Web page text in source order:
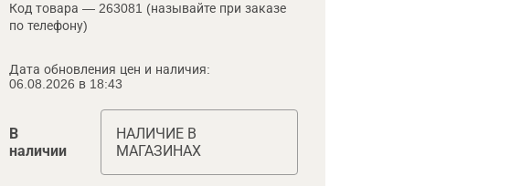
Код товара — 263081 (называйте при заказе
по телефону)
Дата обновления цен и наличия:
06.08.2026 в 18:43
В
наличии
НАЛИЧИЕ В
МАГАЗИНАХ